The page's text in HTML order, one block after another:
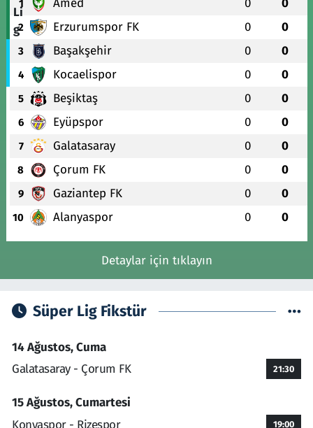
1 Amed 0 0
2 Erzurumspor FK 0 0
3 Başakşehir 0 0
4 Kocaelispor 0 0
5 Beşiktaş 0 0
6 Eyüpspor 0 0
7 Galatasaray 0 0
8 Çorum FK 0 0
9 Gaziantep FK 0 0
10 Alanyaspor 0 0
Detaylar için tıklayın
Süper Lig Fikstür
14 Ağustos, Cuma
Galatasaray - Çorum FK
21:30
15 Ağustos, Cumartesi
Konyaspor - Rizespor
19:00